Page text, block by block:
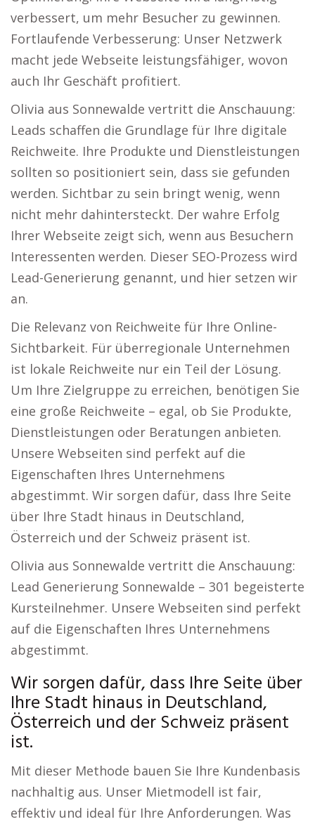
verbessert, um mehr Besucher zu gewinnen.
Fortlaufende Verbesserung: Unser Netzwerk
macht jede Webseite leistungsfähiger, wovon
auch Ihr Geschäft profitiert.
Olivia aus Sonnewalde vertritt die Anschauung:
Leads schaffen die Grundlage für Ihre digitale
Reichweite. Ihre Produkte und Dienstleistungen
sollten so positioniert sein, dass sie gefunden
werden. Sichtbar zu sein bringt wenig, wenn
nicht mehr dahintersteckt. Der wahre Erfolg
Ihrer Webseite zeigt sich, wenn aus Besuchern
Interessenten werden. Dieser SEO-Prozess wird
Lead-Generierung genannt, und hier setzen wir
an.
Die Relevanz von Reichweite für Ihre Online-
Sichtbarkeit. Für überregionale Unternehmen
ist lokale Reichweite nur ein Teil der Lösung.
Um Ihre Zielgruppe zu erreichen, benötigen Sie
eine große Reichweite – egal, ob Sie Produkte,
Dienstleistungen oder Beratungen anbieten.
Unsere Webseiten sind perfekt auf die
Eigenschaften Ihres Unternehmens
abgestimmt. Wir sorgen dafür, dass Ihre Seite
über Ihre Stadt hinaus in Deutschland,
Österreich und der Schweiz präsent ist.
Olivia aus Sonnewalde vertritt die Anschauung:
Lead Generierung Sonnewalde – 301 begeisterte
Kursteilnehmer. Unsere Webseiten sind perfekt
auf die Eigenschaften Ihres Unternehmens
abgestimmt.
Wir sorgen dafür, dass Ihre Seite über
Ihre Stadt hinaus in Deutschland,
Österreich und der Schweiz präsent
ist.
Mit dieser Methode bauen Sie Ihre Kundenbasis
nachhaltig aus. Unser Mietmodell ist fair,
effektiv und ideal für Ihre Anforderungen. Was